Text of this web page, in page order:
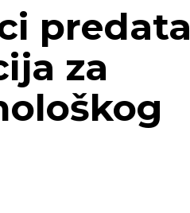
predata
za